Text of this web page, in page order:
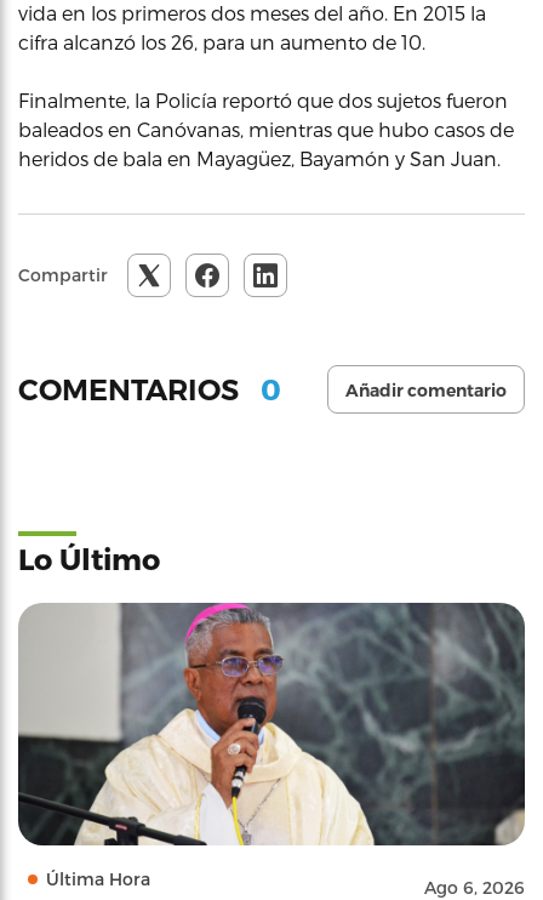
vida en los primeros dos meses del año. En 2015 la
cifra alcanzó los 26, para un aumento de 10.
Finalmente, la Policía reportó que dos sujetos fueron
baleados en Canóvanas, mientras que hubo casos de
heridos de bala en Mayagüez, Bayamón y San Juan.
Compartir
COMENTARIOS 0 Añadir comentario
Lo Último
Última Hora Ago 6, 2026